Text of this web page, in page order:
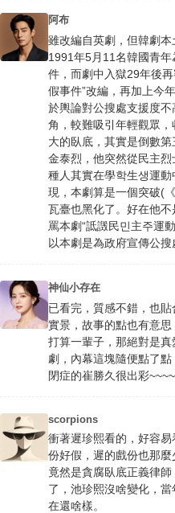
阿布
雖改編自英劇，但韓劇
1991年5月11名韓國青
件，而劇中入獄29年後
假事件”改編，再加上今
於輿論對公搜處支援度
角，較難吸引年輕觀眾
大的臥底，其實是倒數
金泰烈，他突然從民主
種人其實在學학生생運
現，本劇算是一個突破(
瓦臺也黑化了。好在他
罵本劇“詆譭民민主주運
以本劇是為政府宣傳公搜
神仙小存在
已看完，質感不錯，也
實景，故事的點也有意
打算一輩子，那絕對是
劇，內幕這塊隨便點了
閉症的崔勝久很出彩~~~~
scorpions
衝著遲珍熙看的，好容
份好假，遲的戲份也那
竟然是貪腐臥底正義律
了，池珍熙沒啥變化，
在還啥樣。